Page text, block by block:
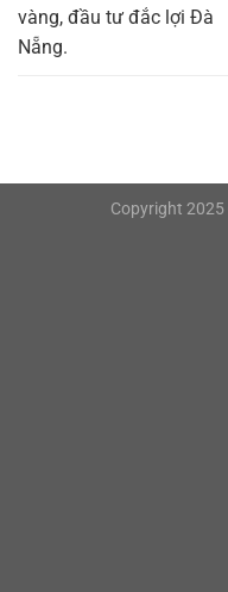
vàng, đầu tư đắc lợi Đà
Nẵng.
Copyright